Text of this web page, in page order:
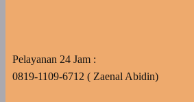
Pelayanan 24 Jam :
0819-1109-6712 ( Zaenal Abidin)